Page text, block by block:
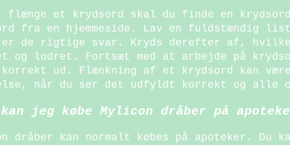
flænge et krydsord skal du finde en
fra en hjemmeside. Lav en fuldstændig
er de rigtige svar. Kryds derefter af,
og lodret. Fortsæt med at arbejde på
ud. Flænkning af et krydsord kan
når du ser det udfyldt korrekt og alle
jeg købe Mylicon dråber på
dråber kan normalt købes på apoteker. Du